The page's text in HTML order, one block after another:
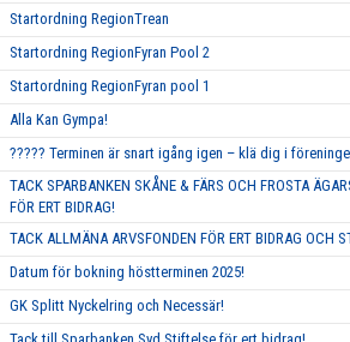
Startordning RegionTrean
Startordning RegionFyran Pool 2
Startordning RegionFyran pool 1
Alla Kan Gympa!
????? Terminen är snart igång igen – klä dig i
TACK SPARBANKEN SKÅNE & FÄRS OCH FROSTA
FÖR ERT BIDRAG!
TACK ALLMÄNA ARVSFONDEN FÖR ERT BIDRAG OCH
Datum för bokning höstterminen 2025!
GK Splitt Nyckelring och Necessär!